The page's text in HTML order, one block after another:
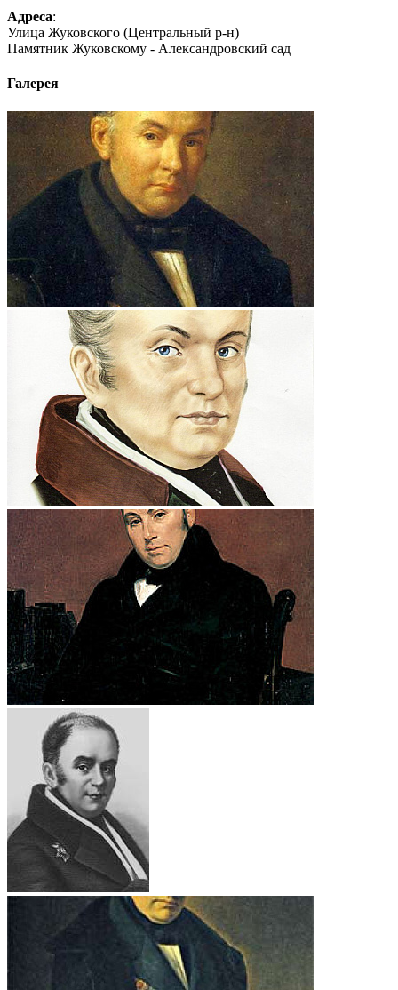
Адреса:
Улица Жуковского (Центральный р-н)
Памятник Жуковскому - Александровский сад
Галерея